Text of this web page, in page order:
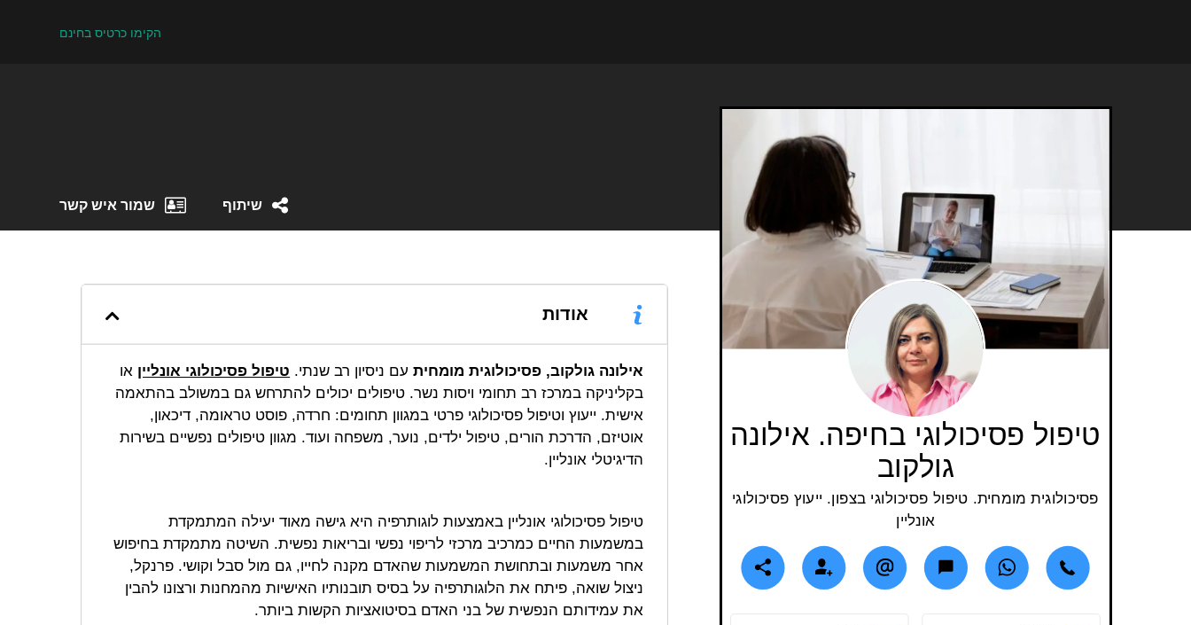
הקימו כרטיס בחינם
שמור איש קשר שיתוף
טיפול פסיכולוגי בחיפה. אילונה
גולקוב
פסיכולוגית מומחית. טיפול פסיכולוגי בצפון. ייעוץ פסיכולוגי
אונליין
אודות
אילונה גולקוב, פסיכולוגית מומחיתעם ניסיון רב שנתי. טיפול פסיכולוגי אונליין או
בקליניקה במרכז רב תחומי ויסות נשר. טיפולים יכולים להתרחש גם במשולב בהתאמה
אישית. ייעוץ וטיפול פסיכולוגי פרטי במגוון תחומים: חרדה, פוסט טראומה, דיכאון,
אוטיזם, הדרכת הורים, טיפול ילדים, נוער, משפחה ועוד. מגוון טיפולים נפשיים בשירות
הדיגיטלי אונליין.
טיפול פסיכולוגי אונליין באמצעות לוגותרפיה היא גישה מאוד יעילה המתמקדת
במשמעות החיים כמרכיב מרכזי לריפוי נפשי ובריאות נפשית. השיטה מתמקדת בחיפוש
אחר משמעות ובתחושת המשמעות שהאדם מקנה לחייו, גם מול סבל וקושי. פרנקל,
ניצול שואה, פיתח את הלוגותרפיה על בסיס תובנותיו האישיות מהמחנות ורצונו להבין
את עמידותם הנפשית של בני האדם בסיטואציות הקשות ביותר.